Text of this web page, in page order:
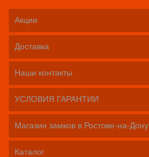
Акции
Доставка
Наши контакты
УСЛОВИЯ ГАРАНТИИ
Магазин замков в Ростове-на-Дону
Каталог